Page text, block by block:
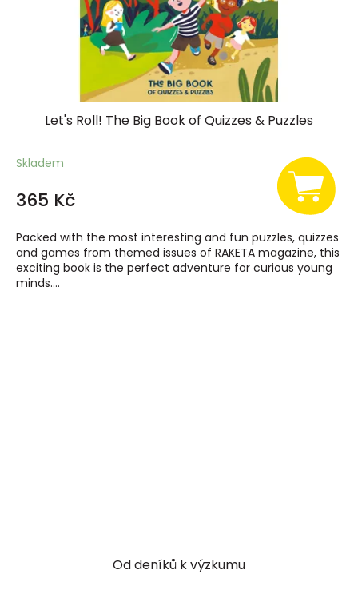
Let's Roll! The Big Book of Quizzes & Puzzles
Skladem
365 Kč
Packed with the most interesting and fun puzzles, quizzes
and games from themed issues of RAKETA magazine, this
exciting book is the perfect adventure for curious young
minds....
Od deníků k výzkumu